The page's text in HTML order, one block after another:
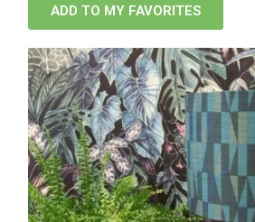
ADD TO MY FAVORITES